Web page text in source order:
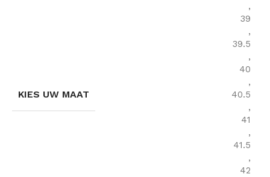
KIES UW MAAT
,
39
,
39.5
,
40
,
40.5
,
41
,
41.5
,
42